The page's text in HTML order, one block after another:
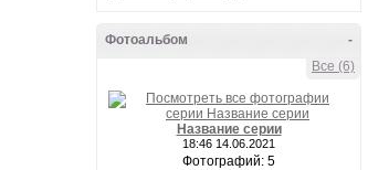
-
Фотоальбом
Все (6)
Название серии
18:46 14.06.2021
Фотографий: 5